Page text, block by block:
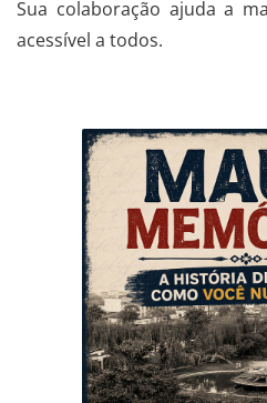
Sua colaboração ajuda a
acessível a todos.